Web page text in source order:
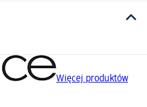
Więcej produktów